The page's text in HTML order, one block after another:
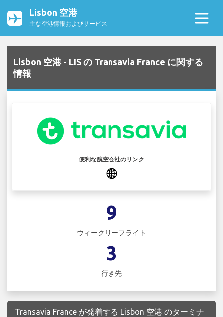
Lisbon 空港
主な空港情報およびサービス
Lisbon 空港 - LIS の Transavia France に関する
情報
便利な航空会社のリンク
9
ウィークリーフライト
3
行き先
Transavia France が発着する Lisbon 空港 のターミナ